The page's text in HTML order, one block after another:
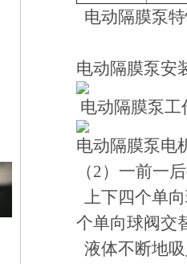
电动隔膜泵
电动隔膜泵安
电动隔膜泵工
电动隔膜泵电
（2）一前一
上下四个单
个单向球阀交
液体不断地